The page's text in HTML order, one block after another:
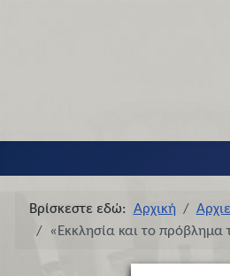
Βρίσκεστε εδώ: Αρχική
«Εκκλησία και το πρόβλημα